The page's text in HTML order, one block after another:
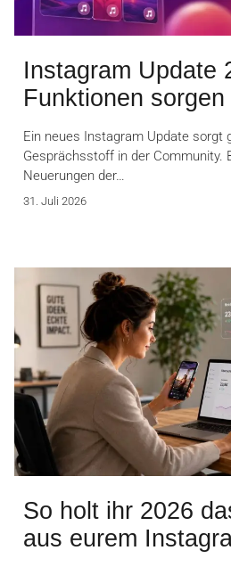
Instagram Update
Funktionen
Ein neues Instagram Update sorgt
Gesprächsstoff in der Community.
Neuerungen der…
31. Juli 2026
So holt ihr 2026
aus eurem